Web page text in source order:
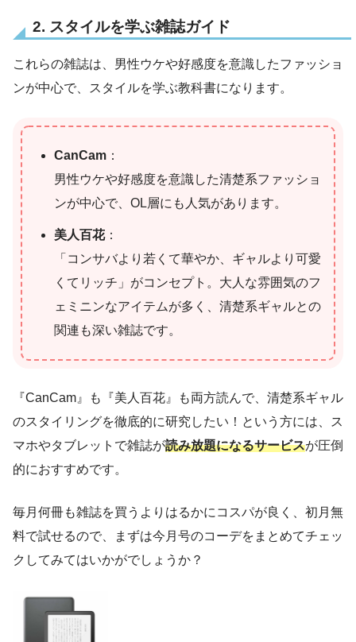
2. スタイルを学ぶ雑誌ガイド
これらの雑誌は、男性ウケや好感度を意識したファッショ
ンが中心で、スタイルを学ぶ教科書になります。
CanCam ：
男性ウケや好感度を意識した清楚系ファッショ
ンが中心で、OL層にも人気があります。
美人百花：
「コンサバより若くて華やか、ギャルより可愛
くてリッチ」がコンセプト。大人な雰囲気のフ
ェミニンなアイテムが多く、清楚系ギャルとの
関連も深い雑誌です。
『CanCam』も『美人百花』も両方読んで、清楚系ギャル
のスタイリングを徹底的に研究したい！という方には、ス
マホやタブレットで雑誌が読み放題になるサービスが圧倒
的におすすめです。
毎月何冊も雑誌を買うよりはるかにコスパが良く、初月無
料で試せるので、まずは今月号のコーデをまとめてチェッ
クしてみてはいかがでしょうか？